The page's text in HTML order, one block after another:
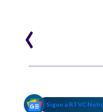
‹
Sigue a RTVC